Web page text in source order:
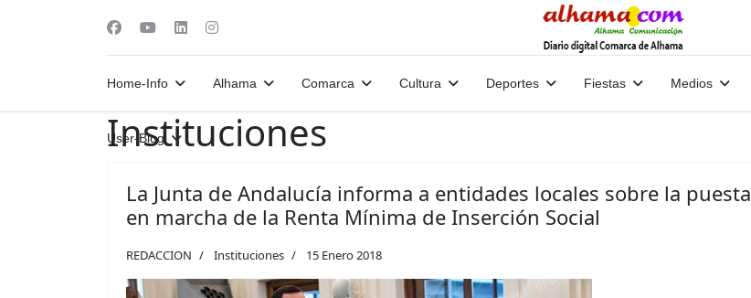
Home-Info Alhama Comarca Cultura Deportes Fiestas Medios
User-Blog
Instituciones
La Junta de Andalucía informa a entidades locales sobre la puesta
en marcha de la Renta Mínima de Inserción Social
REDACCION Instituciones 15 Enero 2018